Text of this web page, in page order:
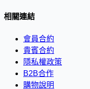
相關連結
會員合約
貴賓合約
隱私權政策
B2B合作
購物說明